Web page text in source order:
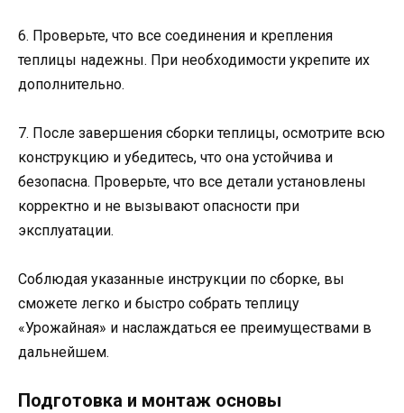
6. Проверьте, что все соединения и крепления
теплицы надежны. При необходимости укрепите их
дополнительно.
7. После завершения сборки теплицы, осмотрите всю
конструкцию и убедитесь, что она устойчива и
безопасна. Проверьте, что все детали установлены
корректно и не вызывают опасности при
эксплуатации.
Соблюдая указанные инструкции по сборке, вы
сможете легко и быстро собрать теплицу
«Урожайная» и наслаждаться ее преимуществами в
дальнейшем.
Подготовка и монтаж основы